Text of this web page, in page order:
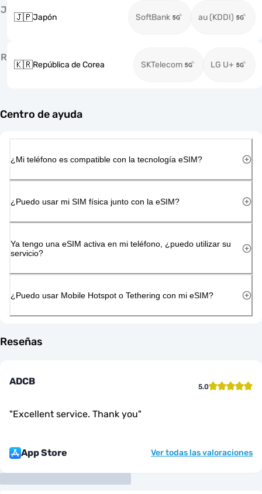
J
🇯🇵Japón SoftBank au (KDDI)
R
🇰🇷República de Corea SKTelecom LG U+
Centro de ayuda
¿Mi teléfono es compatible con la tecnología eSIM?
¿Puedo usar mi SIM física junto con la eSIM?
Ya tengo una eSIM activa en mi teléfono, ¿puedo utilizar su
servicio?
¿Puedo usar Mobile Hotspot o Tethering con mi eSIM?
Reseñas
ADCB 5.0
"Excellent service. Thank you"
App Store Ver todas las valoraciones